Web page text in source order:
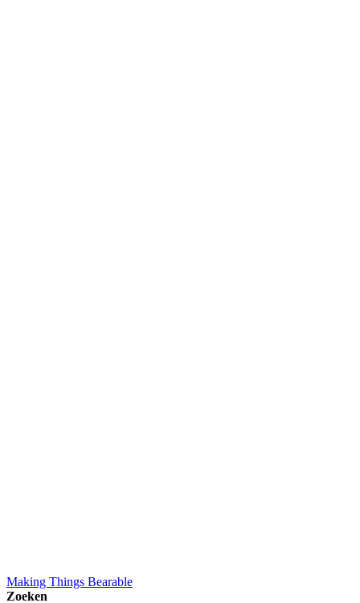
Making Things Bearable
Zoeken